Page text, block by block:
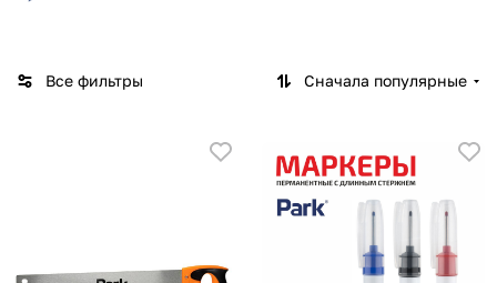
Все фильтры Сначала популярные